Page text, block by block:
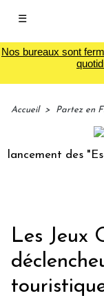
☰
Nos bureaux sont
Accueil > Partez en
des "Escales
Les Jeux